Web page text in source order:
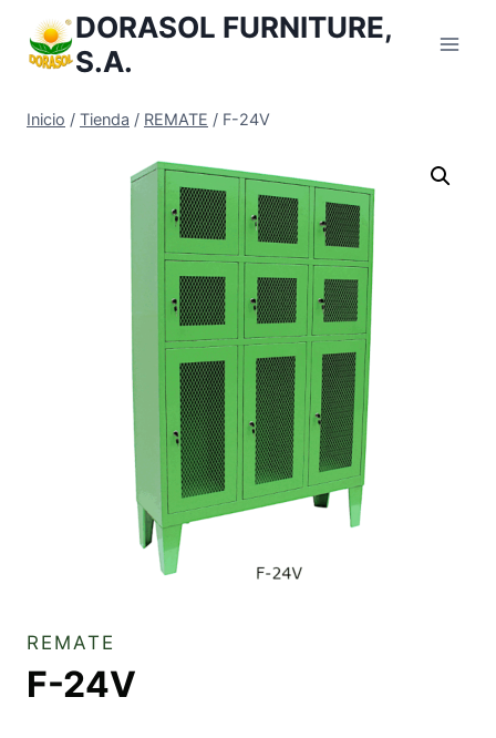
Contenido
DORASOL FURNITURE,
S.A.
Inicio / Tienda / REMATE / F-24V
REMATE
F-24V